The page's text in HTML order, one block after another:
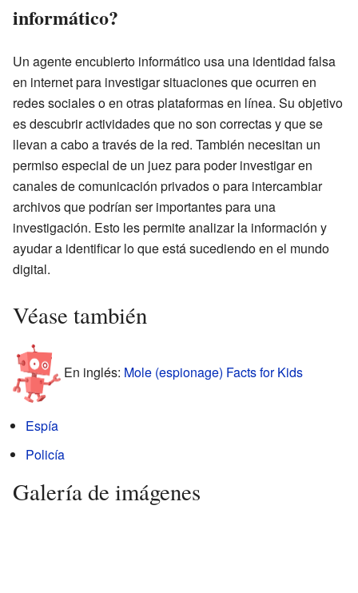
informático?
Un agente encubierto informático usa una identidad falsa
en internet para investigar situaciones que ocurren en
redes sociales o en otras plataformas en línea. Su objetivo
es descubrir actividades que no son correctas y que se
llevan a cabo a través de la red. También necesitan un
permiso especial de un juez para poder investigar en
canales de comunicación privados o para intercambiar
archivos que podrían ser importantes para una
investigación. Esto les permite analizar la información y
ayudar a identificar lo que está sucediendo en el mundo
digital.
Véase también
En inglés: Mole (espionage) Facts for Kids
Espía
Policía
Galería de imágenes